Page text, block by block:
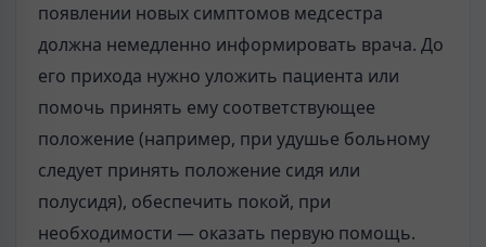
появлении новых симптомов медсестра
должна немедленно информировать врача. До
его прихода нужно уложить пациента или
помочь принять ему соответствующее
положение (например, при удушье больному
следует принять положение сидя или
полусидя), обеспечить покой, при
необходимости — оказать первую помощь.